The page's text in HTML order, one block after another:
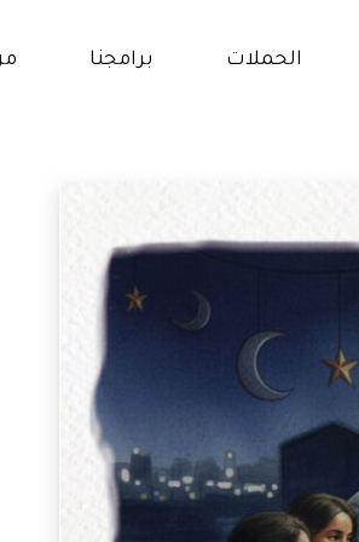
الحملات برامجنا
برنامج التمكين الإقتصادي
برنامج التعلم والتعليم